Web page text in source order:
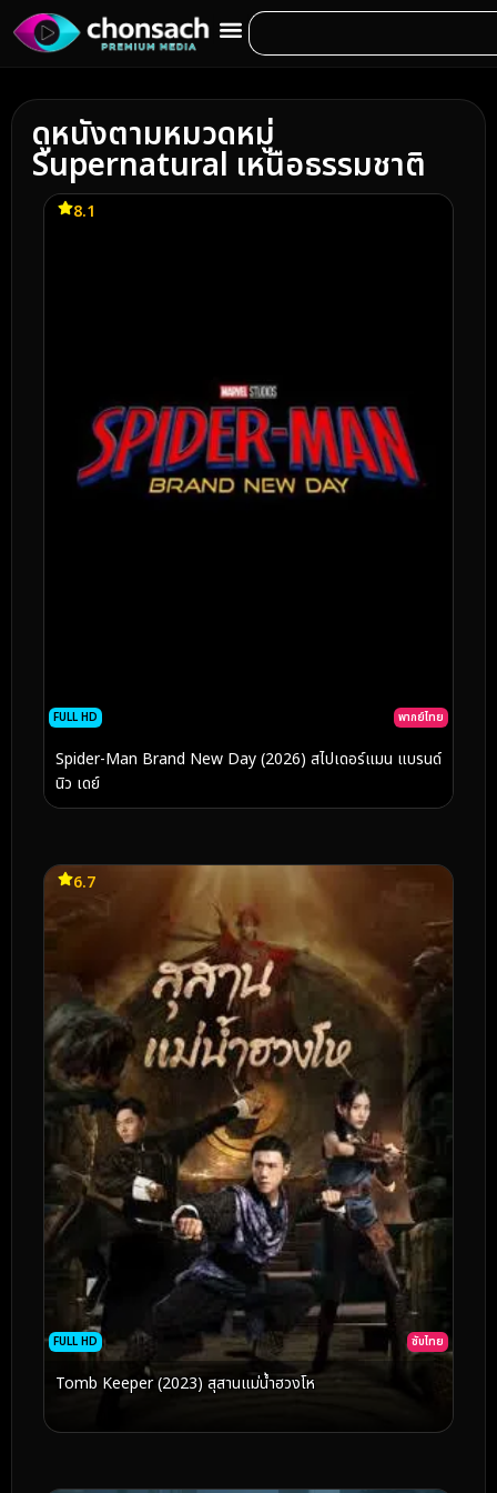
ดูหนังตามหมวดหมู่
Supernatural เหนือธรรมชาติ
FULL HD พากย์ไทย
8.1
Spider-Man Brand New Day (2026) สไปเดอร์แมน แบรนด์
นิว เดย์
FULL HD ซับไทย
6.7
Tomb Keeper (2023) สุสานแม่น้ำฮวงโห